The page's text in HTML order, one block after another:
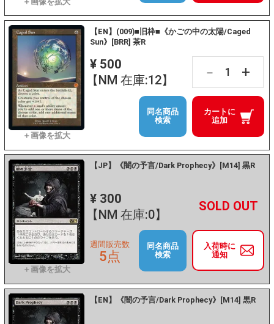
【EN】(009)■旧枠■《かごの中の太陽/Caged
Sun》[BRR] 茶R
¥ 500
【NM 在庫:12】
－ +
カートに
追加
同名商品
検索
【JP】《闇の予言/Dark Prophecy》[M14] 黒R
¥ 300
【NM 在庫:0】
－ +
入荷時に
通知
週間販売数
5点
同名商品
検索
【EN】《闇の予言/Dark Prophecy》[M14] 黒R